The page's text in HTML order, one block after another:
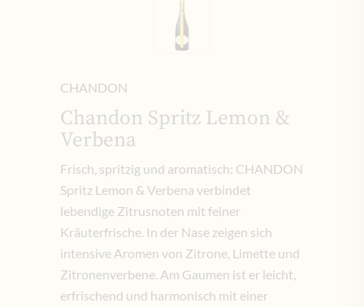
CHANDON
Chandon Spritz Lemon &
Verbena
Frisch, spritzig und aromatisch: CHANDON
Spritz Lemon & Verbena verbindet
lebendige Zitrusnoten mit feiner
Kräuterfrische. In der Nase zeigen sich
intensive Aromen von Zitrone, Limette und
Zitronenverbene. Am Gaumen ist er leicht,
erfrischend und harmonisch mit einer